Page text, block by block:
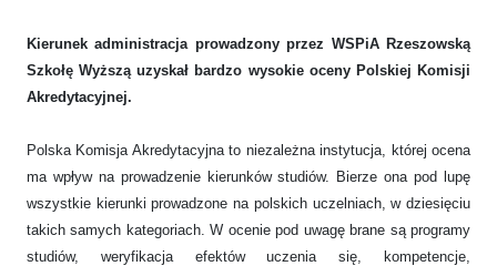
Kierunek administracja prowadzony przez WSPiA Rzeszowską
Szkołę Wyższą uzyskał bardzo wysokie oceny Polskiej Komisji
Akredytacyjnej.
Polska Komisja Akredytacyjna to niezależna instytucja, której ocena
ma wpływ na prowadzenie kierunków studiów. Bierze ona pod lupę
wszystkie kierunki prowadzone na polskich uczelniach, w dziesięciu
takich samych kategoriach. W ocenie pod uwagę brane są programy
studiów, weryfikacja efektów uczenia się, kompetencje,